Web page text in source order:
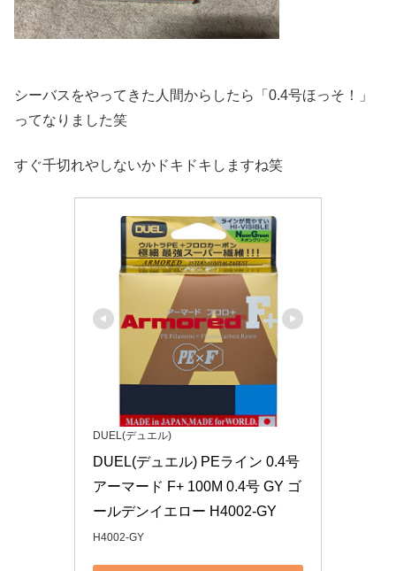
シーバスをやってきた人間からしたら「0.4号ほっそ！」
ってなりました笑
すぐ千切れやしないかドキドキしますね笑
DUEL(デュエル)
DUEL(デュエル) PEライン 0.4号
アーマード F+ 100M 0.4号 GY ゴ
ールデンイエロー H4002-GY
H4002-GY